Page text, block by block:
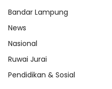
Bandar Lampung
News
Nasional
Ruwai Jurai
Pendidikan & Sosial